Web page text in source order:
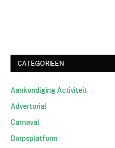
CATEGORIEËN
Aankondiging Activiteit
Advertorial
Carnaval
Dorpsplatform